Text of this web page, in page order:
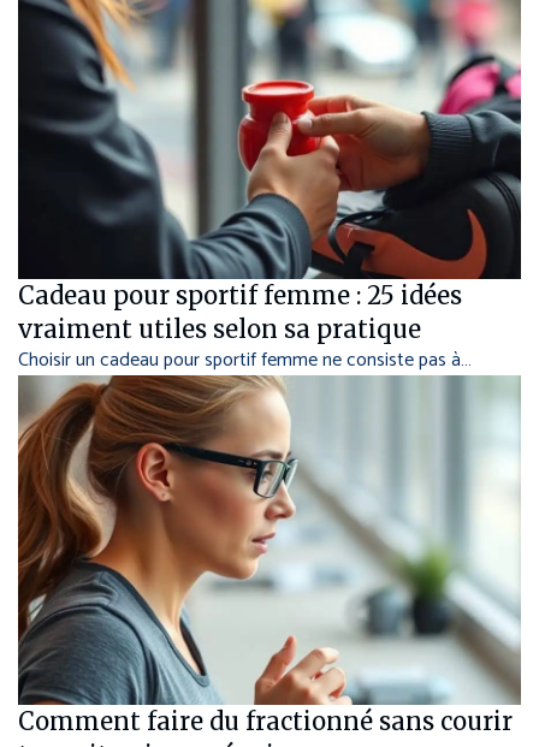
Cadeau pour sportif femme : 25 idées
vraiment utiles selon sa pratique
Choisir un cadeau pour sportif femme ne consiste pas à…
Comment faire du fractionné sans courir